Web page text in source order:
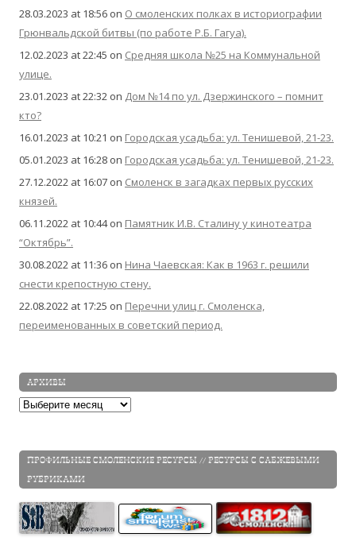
28.03.2023 at 18:56 on О смоленских полках в историографии
Грюнвальдской битвы (по работе Р.Б. Гагуа).
12.02.2023 at 22:45 on Средняя школа №25 на Коммунальной
улице.
23.01.2023 at 22:32 on Дом №14 по ул. Дзержинского – помнит
кто?
16.01.2023 at 10:21 on Городская усадьба: ул. Тенишевой, 21-23.
05.01.2023 at 16:28 on Городская усадьба: ул. Тенишевой, 21-23.
27.12.2022 at 16:07 on Смоленск в загадках первых русских
князей.
06.11.2022 at 10:44on Памятник И.В. Сталину у кинотеатра
“Октябрь”.
30.08.2022 at 11:36 on Нина Чаевская: Как в 1963 г. решили
снести крепостную стену.
22.08.2022 at 17:25 on Перечни улиц г. Смоленска,
переименованных в советский период.
АРХИВЫ
Архивы
ПРОФИЛЬНЫЕ СМОЛЕНСКИЕ РЕСУРСЫ // РЕСУРСЫ С САБЖЕВЫМИ
РУБРИКАМИ